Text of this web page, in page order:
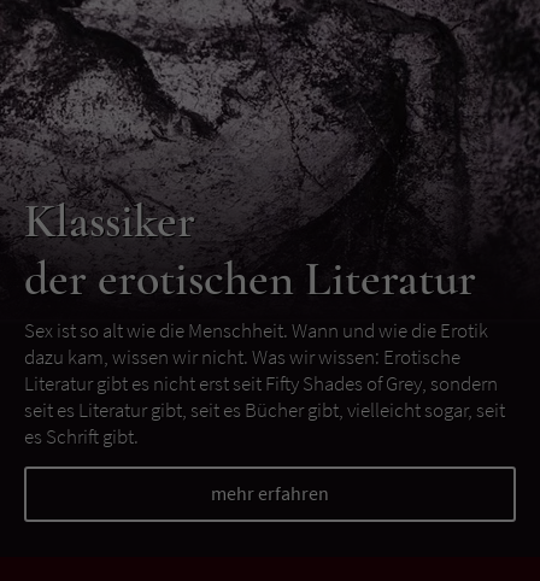
Klassiker
der erotischen Literatur
Sex ist so alt wie die Menschheit. Wann und wie die Erotik
dazu kam, wissen wir nicht. Was wir wissen: Erotische
Literatur gibt es nicht erst seit Fifty Shades of Grey, sondern
seit es Literatur gibt, seit es Bücher gibt, vielleicht sogar, seit
es Schrift gibt.
mehr erfahren